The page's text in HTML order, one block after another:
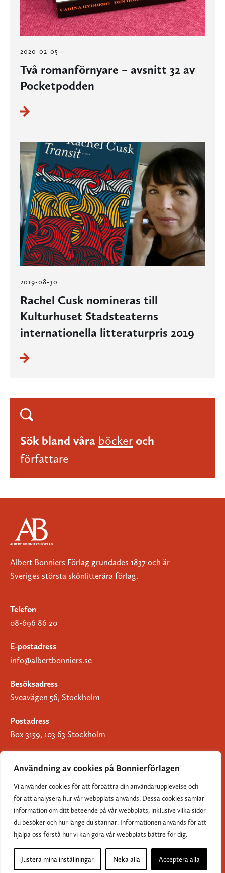
Användning av cookies på Bonnierförlagen
Vi använder cookies för att förbättra din användarupplevelse och
för att analysera hur vår webbplats används. Dessa cookies samlar
information om ditt beteende på vår webbplats, inklusive vilka sidor
du besöker och hur länge du stannar. Informationen används för att
hjälpa oss förstå hur vi kan göra vår webbplats bättre för dig.
Justera mina inställningar Neka alla Acceptera alla
2020-02-05
Två romanförnyare – avsnitt 32 av
Pocketpodden
2019-08-30
Rachel Cusk nomineras till
Kulturhuset Stadsteaterns
internationella litteraturpris 2019
Sök bland våra böcker och
författare
Albert Bonniers Förlag grundades 1837 och är
Sveriges största skönlitterära förlag.
Telefon
08-696 86 20
E-postadress
info@albertbonniers.se
Besöksadress
Sveavägen 56, Stockholm
Postadress
Box 3159, 103 63 Stockholm
Om Bonnierförlagen
Cookies
Integritetspolicy